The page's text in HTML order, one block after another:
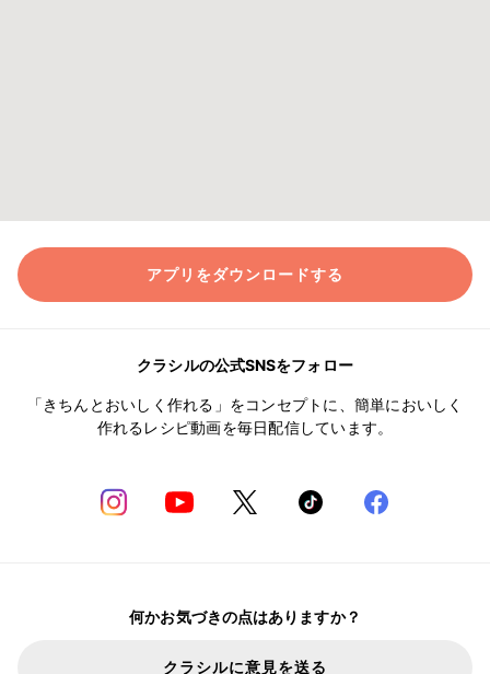
アプリをダウンロードする
クラシルの公式SNSをフォロー
「きちんとおいしく作れる」をコンセプトに、簡単においしく
作れるレシピ動画を毎日配信しています。
何かお気づきの点はありますか？
クラシルに意見を送る